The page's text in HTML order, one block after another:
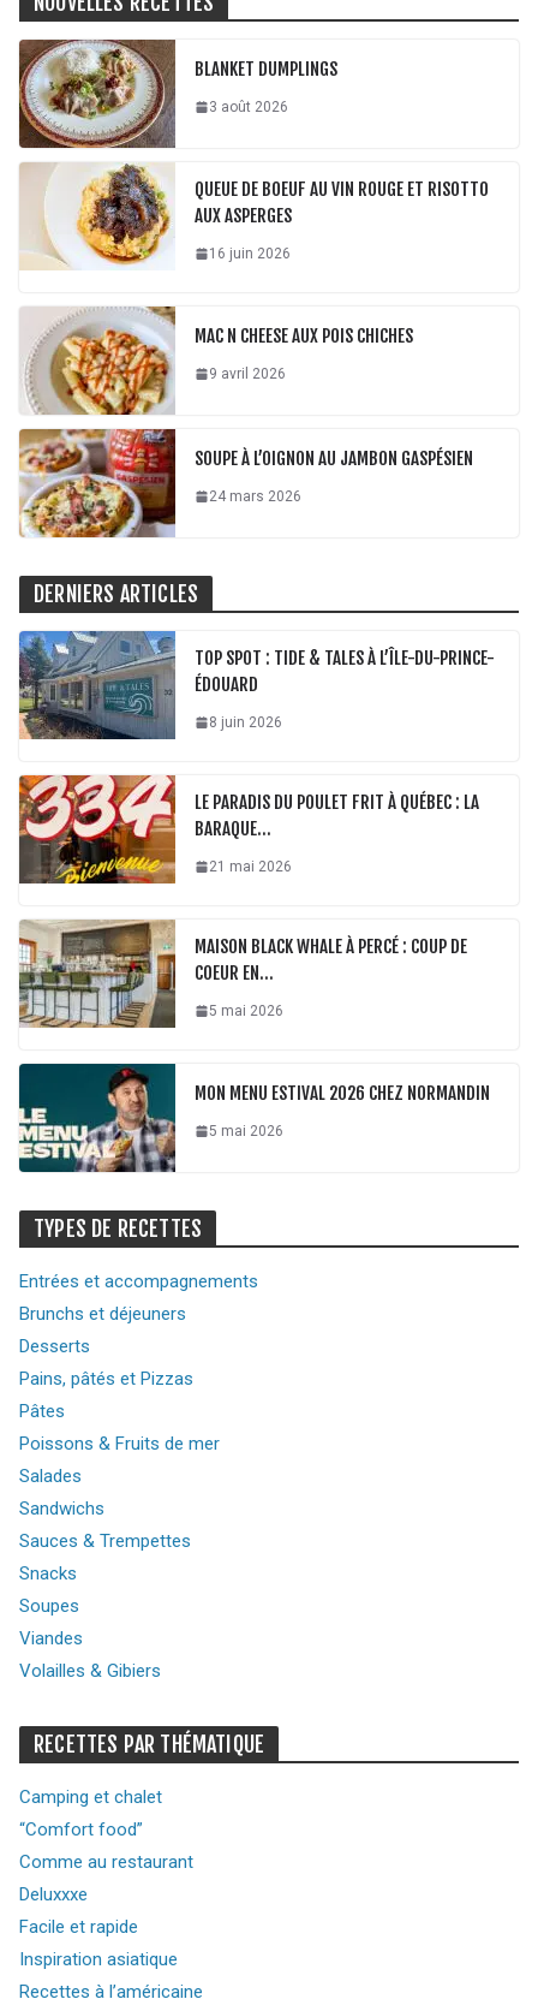
BLANKET DUMPLINGS
3 août 2026
QUEUE DE BOEUF AU VIN ROUGE ET RISOTTO
AUX ASPERGES
16 juin 2026
MAC N CHEESE AUX POIS CHICHES
9 avril 2026
SOUPE À L’OIGNON AU JAMBON GASPÉSIEN
24 mars 2026
DERNIERS ARTICLES
TOP SPOT : TIDE & TALES À L’ÎLE-DU-PRINCE-
ÉDOUARD
8 juin 2026
LE PARADIS DU POULET FRIT À QUÉBEC : LA
BARAQUE…
21 mai 2026
MAISON BLACK WHALE À PERCÉ : COUP DE
COEUR EN…
5 mai 2026
MON MENU ESTIVAL 2026 CHEZ NORMANDIN
5 mai 2026
TYPES DE RECETTES
Entrées et accompagnements
Brunchs et déjeuners
Desserts
Pains, pâtés et Pizzas
Pâtes
Poissons & Fruits de mer
Salades
Sandwichs
Sauces & Trempettes
Snacks
Soupes
Viandes
Volailles & Gibiers
RECETTES PAR THÉMATIQUE
Camping et chalet
“Comfort food”
Comme au restaurant
Deluxxxe
Facile et rapide
Inspiration asiatique
Recettes à l’américaine